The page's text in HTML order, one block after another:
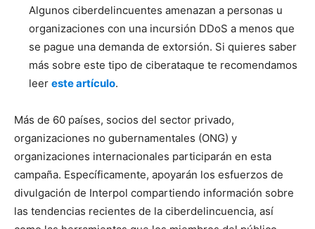
Algunos ciberdelincuentes amenazan a personas u
organizaciones con una incursión DDoS a menos que
se pague una demanda de extorsión. Si quieres saber
más sobre este tipo de ciberataque te recomendamos
leer este artículo.
Más de 60 países, socios del sector privado,
organizaciones no gubernamentales (ONG) y
organizaciones internacionales participarán en esta
campaña. Específicamente, apoyarán los esfuerzos de
divulgación de Interpol compartiendo información sobre
las tendencias recientes de la ciberdelincuencia, así